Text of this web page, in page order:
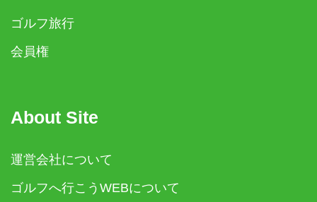
ゴルフ旅行
会員権
About Site
運営会社について
ゴルフへ行こうWEBについて